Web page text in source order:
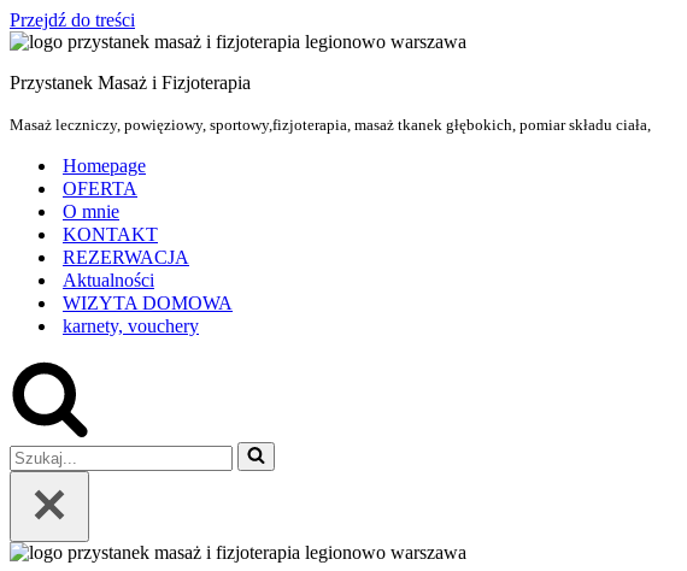
Przejdź do treści
Przystanek Masaż i Fizjoterapia
Masaż leczniczy, powięziowy, sportowy,fizjoterapia, masaż tkanek głębokich, pomiar składu ciała,
Homepage
OFERTA
O mnie
KONTAKT
REZERWACJA
Aktualności
WIZYTA DOMOWA
karnety, vouchery
Szukaj...